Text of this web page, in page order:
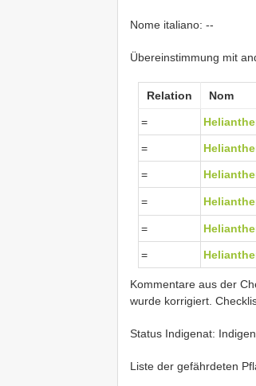
Nome italiano: --
Übereinstimmung mit
Relation Nom
=
=
=
=
=
=
Kommentare aus der
wurde korrigiert.
Status Indigenat: Indigen
Liste der gefährdeten